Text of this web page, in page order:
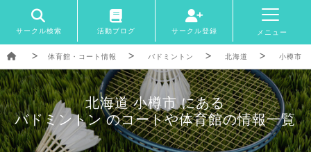
サークル検索 活動ブログ サークル登録 メニュー
体育館・コート情報 バドミントン 北海道 小樽市
北海道 小樽市 にある
バドミントン のコートや体育館の情報一覧